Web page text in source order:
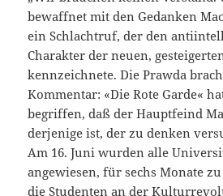
bewaffnet mit den Gedanken
ein Schlachtruf, der den
Charakter der neuen,
kennzeichnete. Die Prawda
Kommentar: «Die Rote Garde«
begriffen, daß der Hauptfeind
derjenige ist, der zu denken
Am 16. Juni wurden alle
angewiesen, für sechs Monate
die Studenten an der